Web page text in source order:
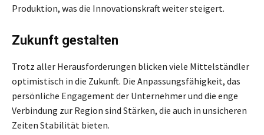
Produktion, was die Innovationskraft weiter steigert.
Zukunft gestalten
Trotz aller Herausforderungen blicken viele Mittelständler
optimistisch in die Zukunft. Die Anpassungsfähigkeit, das
persönliche Engagement der Unternehmer und die enge
Verbindung zur Region sind Stärken, die auch in unsicheren
Zeiten Stabilität bieten.